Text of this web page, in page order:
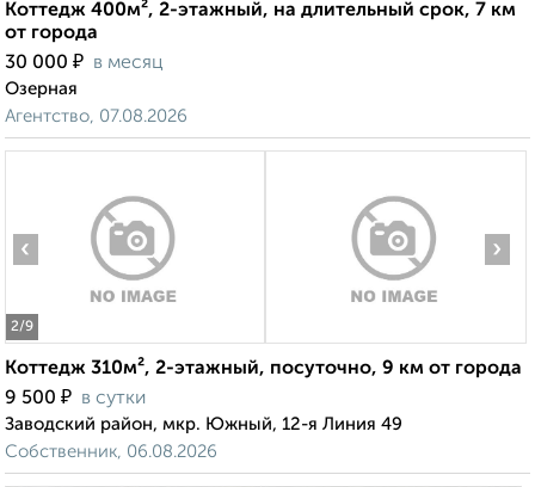
Коттедж 400м², 2-этажный, на длительный срок, 7 км
от города
30 000 ₽ в месяц
Озерная
Агентство, 07.08.2026
2/9
‹ ›
Коттедж 310м², 2-этажный, посуточно, 9 км от города
9 500 ₽ в сутки
Заводский район, мкр. Южный, 12-я Линия 49
Собственник, 06.08.2026